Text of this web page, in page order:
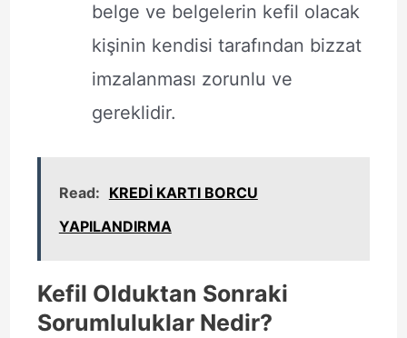
belge ve belgelerin kefil olacak
kişinin kendisi tarafından bizzat
imzalanması zorunlu ve
gereklidir.
Read: KREDİ KARTI BORCU
YAPILANDIRMA
Kefil Olduktan Sonraki
Sorumluluklar Nedir?